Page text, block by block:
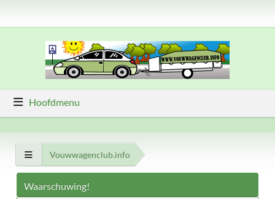
Hoofdmenu
Vouwwagenclub.info
Waarschuwing!